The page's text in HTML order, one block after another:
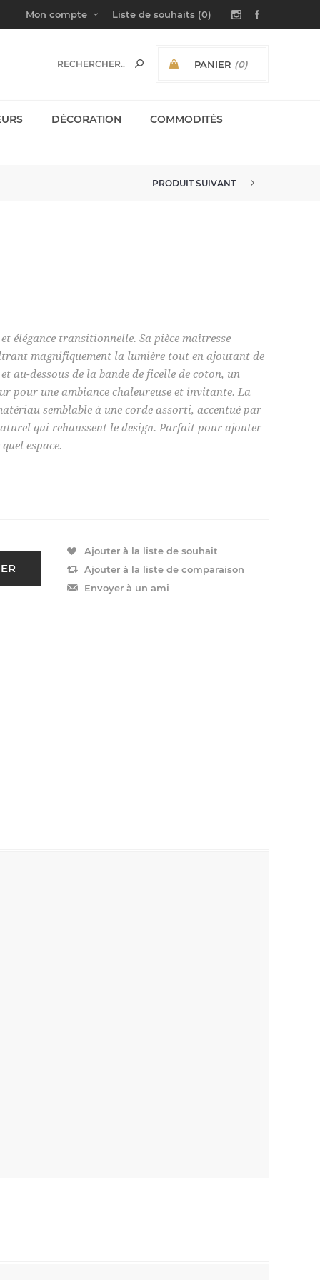
Mon compte Liste de souhaits (0)
PANIER (0)
DÉCORATION COMMODITÉS
PRODUIT SUIVANT
élégance transitionnelle. Sa pièce maîtresse
magnifiquement la lumière tout en ajoutant de
au-dessous de la bande de ficelle de coton, un
pour une ambiance chaleureuse et invitante. La
semblable à une corde assorti, accentué par
qui rehaussent le design. Parfait pour ajouter
espace.